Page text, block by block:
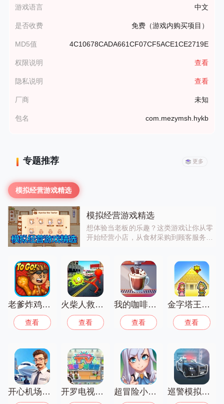
游戏语言 中文
是否收费 免费（游戏内购买项目）
MD5值 4C10678CADA661CF07CF5ACE1CE2719E
权限说明 查看
隐私说明 查看
厂商 未知
包名 com.mezymsh.hykb
专题推荐 更多
模拟经营游戏精选
模拟经营游戏精选
想体验当老板的乐趣？这类游戏让你从零
开始经营小店，从食材采购到顾客服务，
创意布置店铺，体验经营的成就感。快来
试试，开启你的老板生涯！
老爹炸鸡店togo中文版
查看
火柴人救援模拟器
查看
我的咖啡馆免费版
查看
金字塔王国物语
查看
开心机场模拟器 开罗电视演播室物语 超冒险小镇物语 巡警模拟器免广告